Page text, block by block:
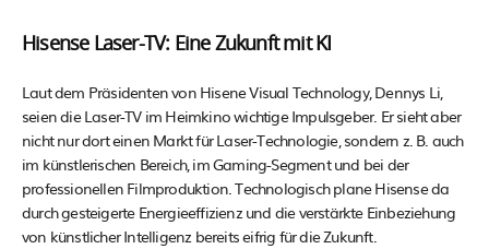
Hisense Laser-TV: Eine Zukunft mit KI
Laut dem Präsidenten von Hisene Visual Technology, Dennys Li,
seien die Laser-TV im Heimkino wichtige Impulsgeber. Er sieht aber
nicht nur dort einen Markt für Laser-Technologie, sondern z. B. auch
im künstlerischen Bereich, im Gaming-Segment und bei der
professionellen Filmproduktion. Technologisch plane Hisense da
durch gesteigerte Energieeffizienz und die verstärkte Einbeziehung
von künstlicher Intelligenz bereits eifrig für die Zukunft.